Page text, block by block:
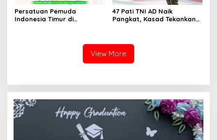
Persatuan Pemuda
Indonesia Timur di
47 Pati TNI AD Naik
Pangkat, Kasad Tekankan
View More